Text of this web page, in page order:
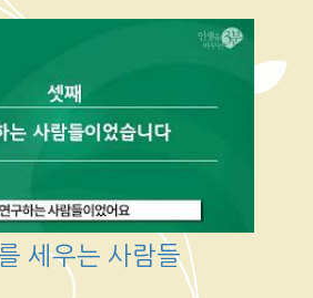
세우는 사람들